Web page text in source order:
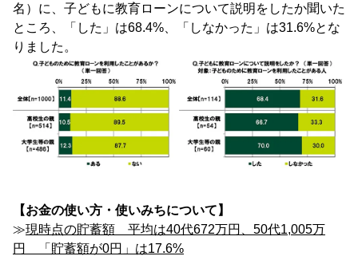
名）に、子どもに教育ローンについて説明をしたか聞いた
ところ、「した」は68.4%、「しなかった」は31.6%とな
りました。
【お金の使い方・使いみちについて】
≫現時点の貯蓄額 平均は40代672万円、50代1,005万
円 「貯蓄額が0円」は17.6%